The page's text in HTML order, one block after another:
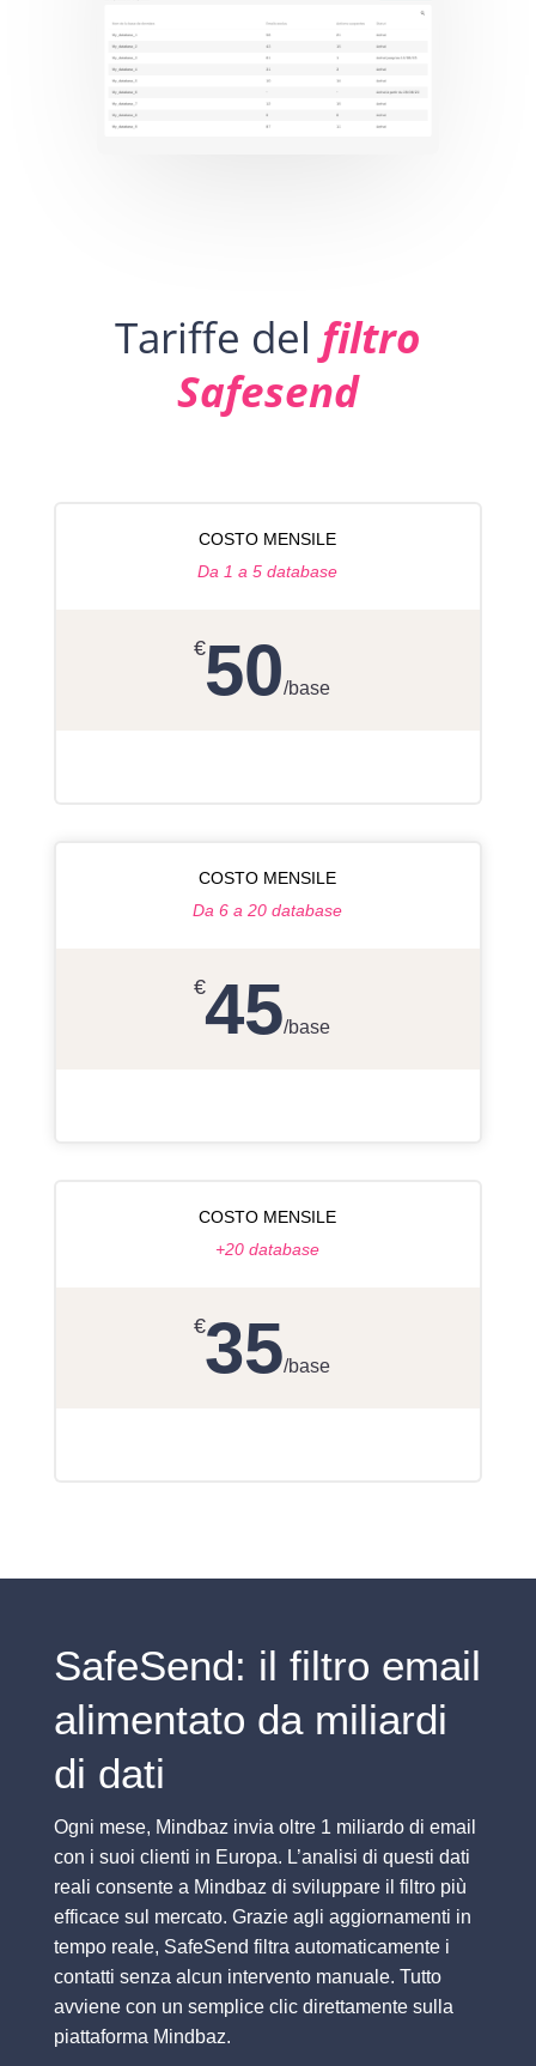
Tariffe del filtro
Safesend
COSTO MENSILE
Da 1 a 5 database
€50/base
COSTO MENSILE
Da 6 a 20 database
€45/base
COSTO MENSILE
+20 database
€35/base
SafeSend: il filtro email
alimentato da miliardi
di dati
Ogni mese, Mindbaz invia oltre 1 miliardo di email
con i suoi clienti in Europa. L’analisi di questi dati
reali consente a Mindbaz di sviluppare il filtro più
efficace sul mercato. Grazie agli aggiornamenti in
tempo reale, SafeSend filtra automaticamente i
contatti senza alcun intervento manuale. Tutto
avviene con un semplice clic direttamente sulla
piattaforma Mindbaz.